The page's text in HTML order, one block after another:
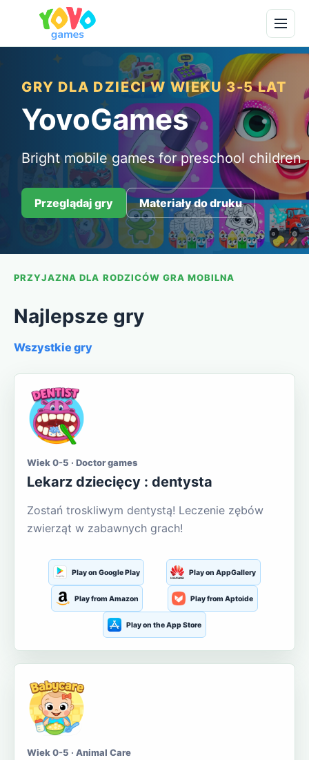
GRY DLA DZIECI W WIEKU 3-5 LAT
YovoGames
Bright mobile games for preschool children
Przeglądaj gry Materiały do druku
PRZYJAZNA DLA RODZICÓW GRA MOBILNA
Najlepsze gry
Wszystkie gry
Wiek 0-5 · Doctor games
Lekarz dziecięcy : dentysta
Zostań troskliwym dentystą! Leczenie zębów
zwierząt w zabawnych grach!
Play on Google Play Play on AppGallery
Play from Amazon Play from Aptoide
Play on the App Store
Wiek 0-5 · Animal Care